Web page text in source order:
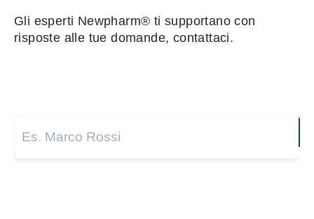
Gli esperti Newpharm® ti supportano con
risposte alle tue domande, contattaci.